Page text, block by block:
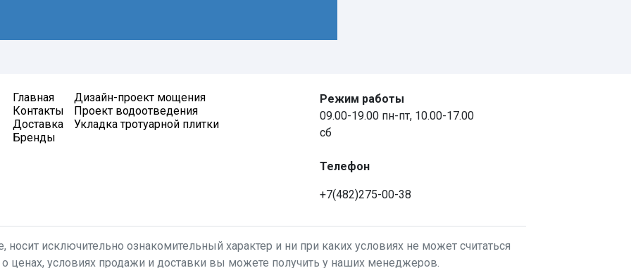
Главная
Контакты
Доставка
Бренды
Дизайн-проект мощения
Проект водоотведения
Укладка тротуарной плитки
Режим работы
09.00-19.00 пн-пт, 10.00-17.00
сб
Телефон
+7(482)275-00-38
носит исключительно ознакомительный характер и ни при каких условиях не может считаться
ценах, условиях продажи и доставки вы можете получить у наших менеджеров.